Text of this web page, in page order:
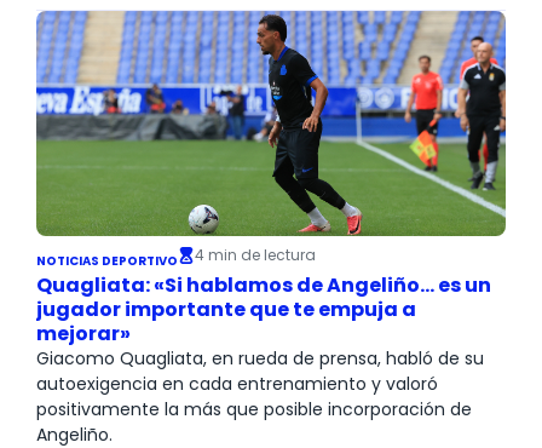
NOTICIAS DEPORTIVO 4 min de lectura
Quagliata: «Si hablamos de Angeliño… es un
jugador importante que te empuja a
mejorar»
Giacomo Quagliata, en rueda de prensa, habló de su
autoexigencia en cada entrenamiento y valoró
positivamente la más que posible incorporación de
Angeliño.